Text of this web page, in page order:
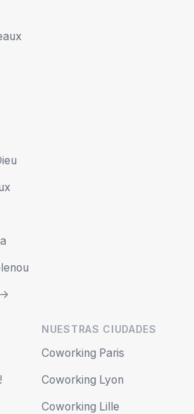
NUESTRAS CIUDADES
Coworking Paris
Coworking Lyon
Coworking Lille